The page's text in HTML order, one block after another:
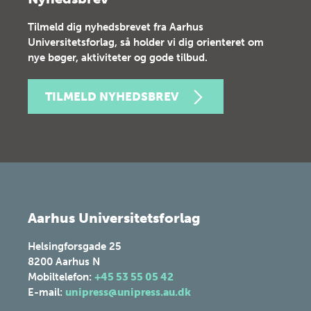
Tilmeld dig nyhedsbrevet fra Aarhus
Universitetsforlag, så holder vi dig orienteret om
nye bøger, aktiviteter og gode tilbud.
TILMELD NYHEDSBREV
Aarhus Universitetsforlag
Helsingforsgade 25
8200 Aarhus N
Mobiltelefon: +45 53 55 05 42
E-mail: unipress@unipress.au.dk